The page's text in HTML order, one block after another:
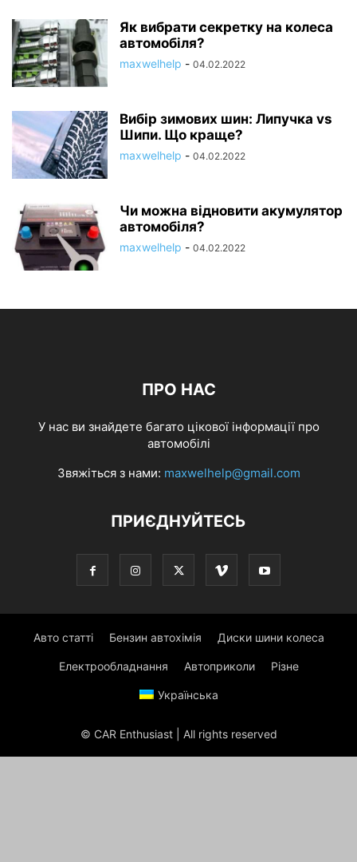
Як вибрати секретку на колеса
автомобіля?
maxwelhelp - 04.02.2022
Вибір зимових шин: Липучка vs
Шипи. Що краще?
maxwelhelp - 04.02.2022
Чи можна відновити акумулятор
автомобіля?
maxwelhelp - 04.02.2022
ПРО НАС
У нас ви знайдете багато цікової інформації про
автомобілі
Звяжіться з нами: maxwelhelp@gmail.com
ПРИЄДНУЙТЕСЬ
Авто статті Бензин автохімія Диски шини колеса
Електрообладнання Автоприколи Різне
Українська
© CAR Enthusiast | All rights reserved